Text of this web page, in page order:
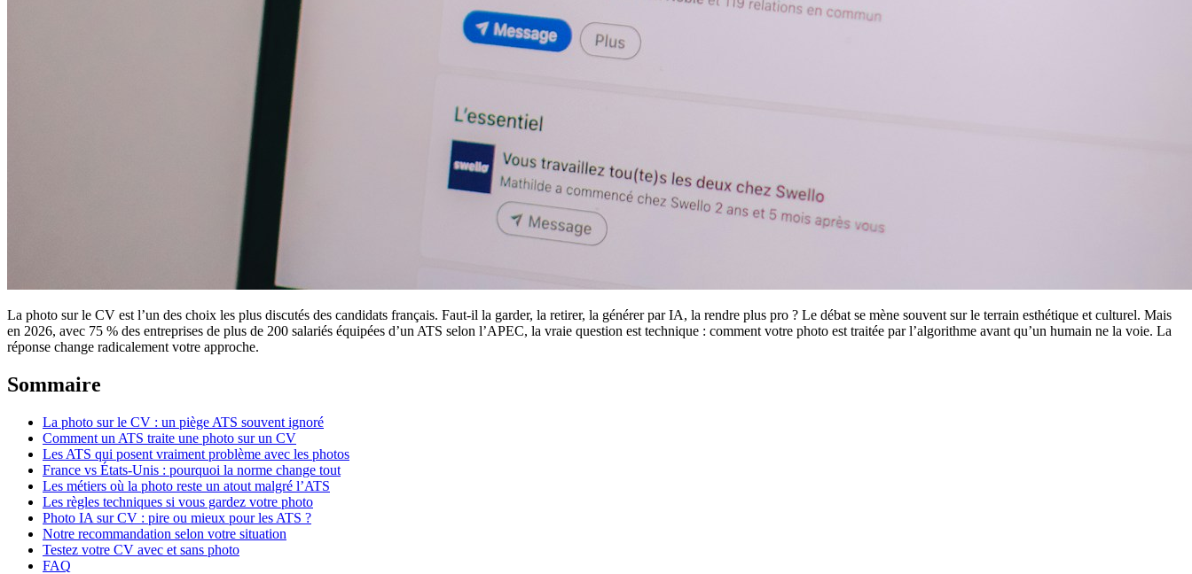
La photo sur le CV est l’un des choix les plus discutés des candidats français. Faut-il la garder, la retirer, la générer par IA, la rendre plus pro ? Le débat se mène souvent sur le terrain esthétique et culturel. Mais
en 2026, avec 75 % des entreprises de plus de 200 salariés équipées d’un ATS selon l’APEC, la vraie question est technique : comment votre photo est traitée par l’algorithme avant qu’un humain ne la voie. La
réponse change radicalement votre approche.
Sommaire
La photo sur le CV : un piège ATS souvent ignoré
Comment un ATS traite une photo sur un CV
Les ATS qui posent vraiment problème avec les photos
France vs États-Unis : pourquoi la norme change tout
Les métiers où la photo reste un atout malgré l’ATS
Les règles techniques si vous gardez votre photo
Photo IA sur CV : pire ou mieux pour les ATS ?
Notre recommandation selon votre situation
Testez votre CV avec et sans photo
FAQ